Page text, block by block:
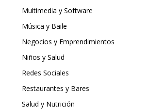
Multimedia y Software
Música y Baile
Negocios y Emprendimientos
Niños y Salud
Redes Sociales
Restaurantes y Bares
Salud y Nutrición